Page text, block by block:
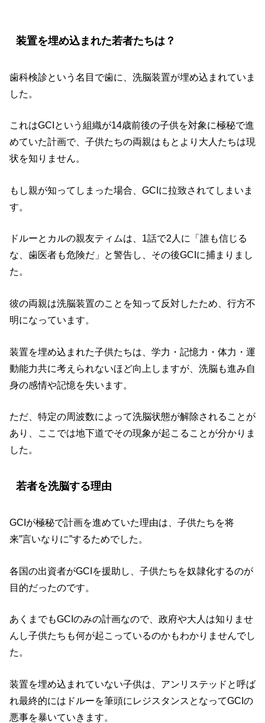
装置を埋め込まれた若者たちは？
歯科検診という名目で歯に、洗脳装置が埋め込まれていま
した。
これはGCIという組織が14歳前後の子供を対象に極秘で進
めていた計画で、子供たちの両親はもとより大人たちは現
状を知りません。
もし親が知ってしまった場合、GCIに拉致されてしまいま
す。
ドルーとカルの親友ティムは、1話で2人に「誰も信じる
な、歯医者も危険だ」と警告し、その後GCIに捕まりまし
た。
彼の両親は洗脳装置のことを知って反対したため、行方不
明になっています。
装置を埋め込まれた子供たちは、学力・記憶力・体力・運
動能力共に考えられないほど向上しますが、洗脳も進み自
身の感情や記憶を失います。
ただ、特定の周波数によって洗脳状態が解除されることが
あり、ここでは地下道でその現象が起こることが分かりま
した。
若者を洗脳する理由
GCIが極秘で計画を進めていた理由は、子供たちを将
来”言いなりに”するためでした。
各国の出資者がGCIを援助し、子供たちを奴隷化するのが
目的だったのです。
あくまでもGCIのみの計画なので、政府や大人は知りませ
んし子供たちも何が起こっているのかもわかりませんでし
た。
装置を埋め込まれていない子供は、アンリステッドと呼ば
れ最終的にはドルーを筆頭にレジスタンスとなってGCIの
悪事を暴いていきます。